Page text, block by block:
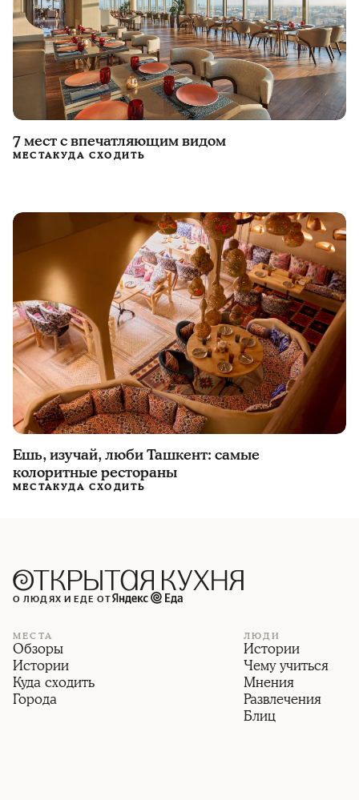
7 мест с впечатляющим видом
МЕСТАКУДА СХОДИТЬ
Ешь, изучай, люби Ташкент: самые
колоритные рестораны
МЕСТАКУДА СХОДИТЬ
О ЛЮДЯХ И ЕДЕ ОТ
МЕСТА
Обзоры
Истории
Куда сходить
Города
ЛЮДИ
Истории
Чему учиться
Мнения
Развлечения
Блиц